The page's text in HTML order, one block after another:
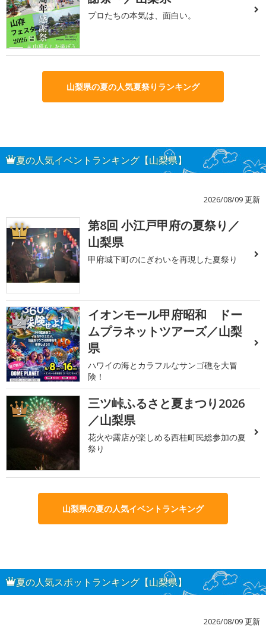
プロたちの本気は、面白い。
山梨県の夏の人気夏祭りランキング
夏の人気イベントランキング【山梨県】
2026/08/09 更新
1
第8回 小江戸甲府の夏祭り／
山梨県
甲府城下町のにぎわいを再現した夏祭り
2
イオンモール甲府昭和 ドー
ムプラネットツアーズ／山梨
県
ハワイの海とカラフルなサンゴ礁を大冒
険！
3
三ツ峠ふるさと夏まつり2026
／山梨県
花火や露店が楽しめる西桂町民総参加の夏
祭り
山梨県の夏の人気イベントランキング
夏の人気スポットランキング【山梨県】
2026/08/09 更新